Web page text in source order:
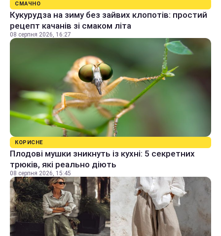
СМАЧНО
Кукурудза на зиму без зайвих клопотів: простий
рецепт качанів зі смаком літа
08 серпня 2026, 16:27
КОРИСНЕ
Плодові мушки зникнуть із кухні: 5 секретних
трюків, які реально діють
08 серпня 2026, 15:45